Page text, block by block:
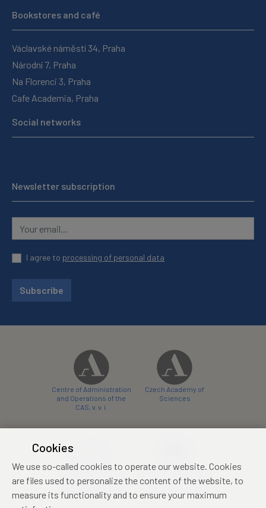
Bookstores and café
Václavské náměstí 34, Praha
Národní 7, Praha
Na Florenci 3, Praha
Cafe Academia, Praha
Social networks
Newsletter subscription
I agree to processing of personal data
Subscribe
Centre of Administration
and Operations of the
CAS, v. v. i.
Czech Academy of
Sciences
conference centre
konferenční centrum
Cookies
We use so-called cookies to operate our website. Cookies
are files used to personalize the content of the website, to
measure its functionality and to ensure your maximum